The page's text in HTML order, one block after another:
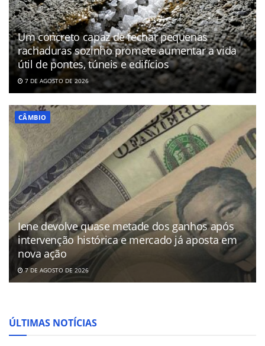
Um concreto capaz de fechar pequenas
rachaduras sozinho promete aumentar a vida
útil de pontes, túneis e edifícios
7 DE AGOSTO DE 2026
CÂMBIO
Iene devolve quase metade dos ganhos após
intervenção histórica e mercado já aposta em
nova ação
7 DE AGOSTO DE 2026
ÚLTIMAS NOTÍCIAS